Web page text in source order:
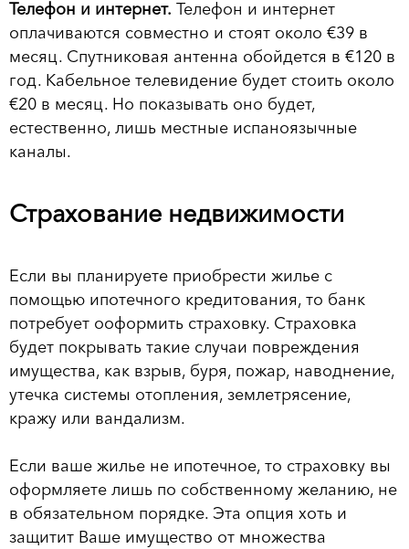
Телефон и интернет. Телефон и интернет
оплачиваются совместно и стоят около €39 в
месяц. Спутниковая антенна обойдется в €120 в
год. Кабельное телевидение будет стоить около
€20 в месяц. Но показывать оно будет,
естественно, лишь местные испаноязычные
каналы.
Страхование недвижимости
Если вы планируете приобрести жилье с
помощью ипотечного кредитования, то банк
потребует ооформить страховку. Страховка
будет покрывать такие случаи повреждения
имущества, как взрыв, буря, пожар, наводнение,
утечка системы отопления, землетрясение,
кражу или вандализм.
Если ваше жилье не ипотечное, то страховку вы
оформляете лишь по собственному желанию, не
в обязательном порядке. Эта опция хоть и
защитит Ваше имущество от множества